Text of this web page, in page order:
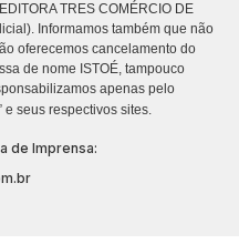
TRES COMÉRCIO DE
Informamos também que não
oferecemos cancelamento do
de nome ISTOÉ, tampouco
apenas pelo
e seus respectivos sites.
de Imprensa: